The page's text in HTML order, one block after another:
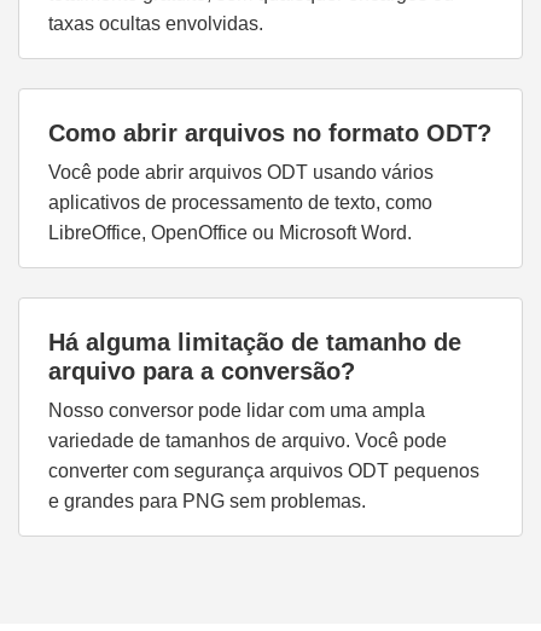
taxas ocultas envolvidas.
Como abrir arquivos no formato ODT?
Você pode abrir arquivos ODT usando vários
aplicativos de processamento de texto, como
LibreOffice, OpenOffice ou Microsoft Word.
Há alguma limitação de tamanho de
arquivo para a conversão?
Nosso conversor pode lidar com uma ampla
variedade de tamanhos de arquivo. Você pode
converter com segurança arquivos ODT pequenos
e grandes para PNG sem problemas.